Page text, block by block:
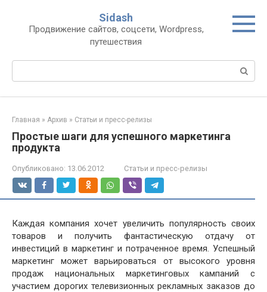
контенту
Sidash
Продвижение сайтов, соцсети, Wordpress,
путешествия
Главная » Архив » Статьи и пресс-релизы
Простые шаги для успешного маркетинга
продукта
Опубликовано: 13.06.2012 Статьи и пресс-релизы
Каждая компания хочет увеличить популярность своих
товаров и получить фантастическую отдачу от
инвестиций в маркетинг и потраченное время. Успешный
маркетинг может варьироваться от высокого уровня
продаж национальных маркетинговых кампаний с
участием дорогих телевизионных рекламных заказов до